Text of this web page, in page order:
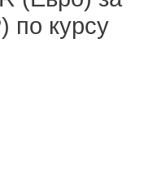
по курсу